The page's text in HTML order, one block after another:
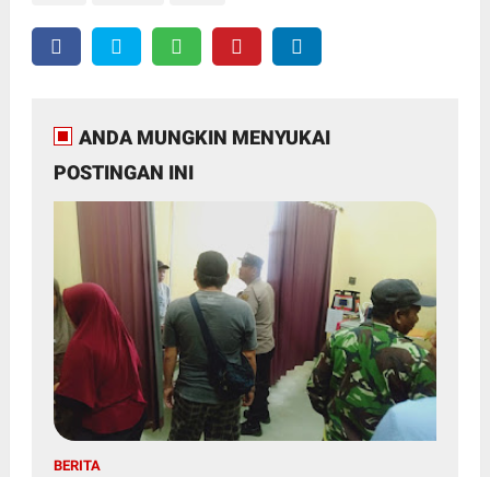
ANDA MUNGKIN MENYUKAI
POSTINGAN INI
BERITA